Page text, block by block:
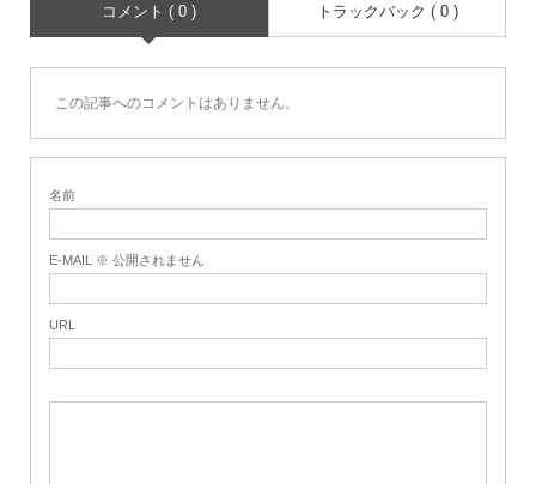
コメント ( 0 ) トラックバック ( 0 )
この記事へのコメントはありません。
名前
E-MAIL ※ 公開されません
URL